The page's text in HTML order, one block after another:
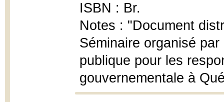
ISBN : Br.
Notes : "Document
Séminaire organisé
publique pour les
gouvernementale à